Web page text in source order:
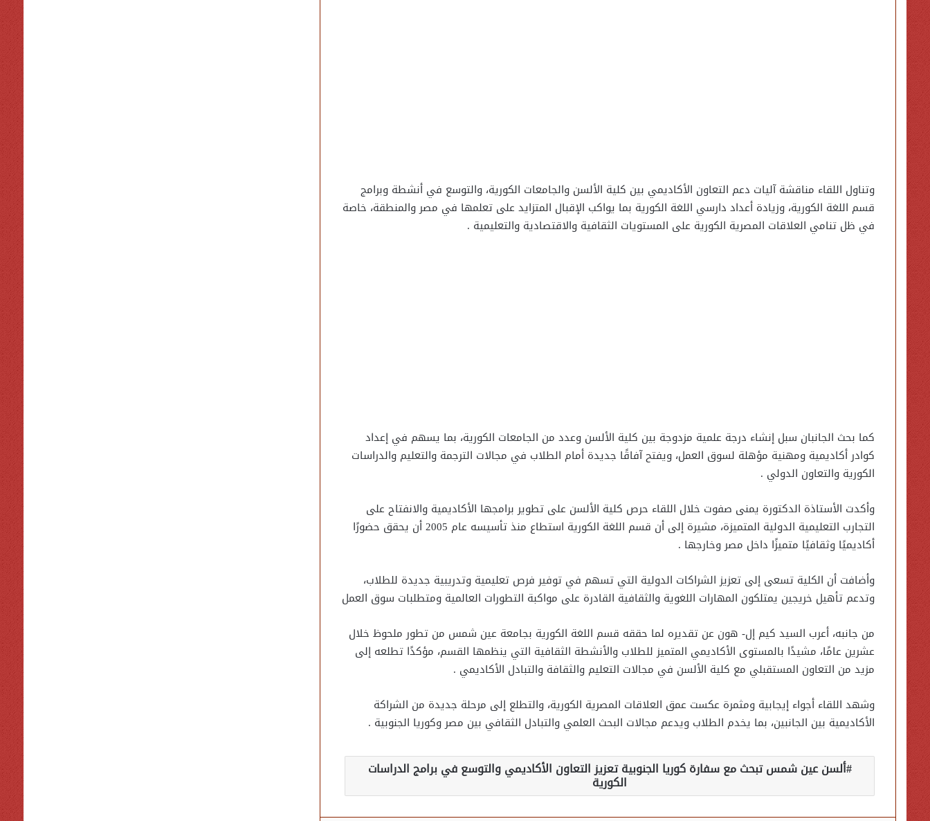
وتناول اللقاء مناقشة آليات دعم التعاون الأكاديمي بين كلية الألسن والجامعات الكورية، والتوسع في أنشطة وبرامج
قسم اللغة الكورية، وزيادة أعداد دارسي اللغة الكورية بما يواكب الإقبال المتزايد على تعلمها في مصر والمنطقة، خاصة
في ظل تنامي العلاقات المصرية الكورية على المستويات الثقافية والاقتصادية والتعليمية .
كما بحث الجانبان سبل إنشاء درجة علمية مزدوجة بين كلية الألسن وعدد من الجامعات الكورية، بما يسهم في إعداد
كوادر أكاديمية ومهنية مؤهلة لسوق العمل، ويفتح آفاقًا جديدة أمام الطلاب في مجالات الترجمة والتعليم والدراسات
الكورية والتعاون الدولي .
وأكدت الأستاذة الدكتورة يمنى صفوت خلال اللقاء حرص كلية الألسن على تطوير برامجها الأكاديمية والانفتاح على
التجارب التعليمية الدولية المتميزة، مشيرة إلى أن قسم اللغة الكورية استطاع منذ تأسيسه عام 2005 أن يحقق حضورًا
أكاديميًا وثقافيًا متميزًا داخل مصر وخارجها .
وأضافت أن الكلية تسعى إلى تعزيز الشراكات الدولية التي تسهم في توفير فرص تعليمية وتدريبية جديدة للطلاب،
وتدعم تأهيل خريجين يمتلكون المهارات اللغوية والثقافية القادرة على مواكبة التطورات العالمية ومتطلبات سوق العمل
من جانبه، أعرب السيد كيم إل- هون عن تقديره لما حققه قسم اللغة الكورية بجامعة عين شمس من تطور ملحوظ خلال
عشرين عامًا، مشيدًا بالمستوى الأكاديمي المتميز للطلاب والأنشطة الثقافية التي ينظمها القسم، مؤكدًا تطلعه إلى
مزيد من التعاون المستقبلي مع كلية الألسن في مجالات التعليم والثقافة والتبادل الأكاديمي .
وشهد اللقاء أجواء إيجابية ومثمرة عكست عمق العلاقات المصرية الكورية، والتطلع إلى مرحلة جديدة من الشراكة
الأكاديمية بين الجانبين، بما يخدم الطلاب ويدعم مجالات البحث العلمي والتبادل الثقافي بين مصر وكوريا الجنوبية .
ألسن عين شمس تبحث مع سفارة كوريا الجنوبية تعزيز التعاون الأكاديمي والتوسع في برامج الدراسات
الكورية